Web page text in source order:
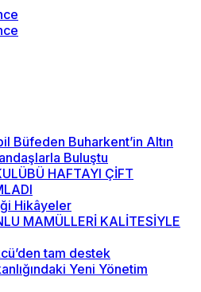
Büfeden Buharkent’in Altın
Buluştu
HAFTAYI ÇİFT
Hikâyeler
MAMÜLLERİ KALİTESİYLE
tam destek
Yeni Yönetim